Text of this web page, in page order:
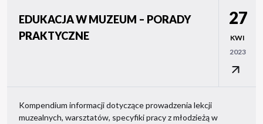
EDUKACJA W MUZEUM – PORADY
PRAKTYCZNE
27
KWI
2023
Kompendium informacji dotyczące prowadzenia lekcji
muzealnych, warsztatów, specyfiki pracy z młodzieżą w